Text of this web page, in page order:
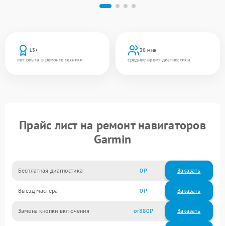
13+
лет опыта в ремонте техники
30 мин
среднее время диагностики
Прайс лист на ремонт навигаторов
Garmin
Бесплатная диагностика 0 Заказать
Выезд мастера 0 Заказать
Замена кнопки включения 880